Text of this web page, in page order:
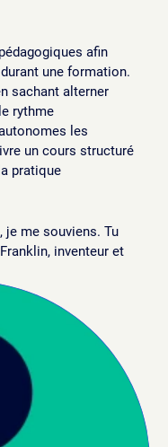
afin
une formation.
sachant alterner
rythme
les
un cours structuré
pratique
je me souviens. Tu
inventeur et